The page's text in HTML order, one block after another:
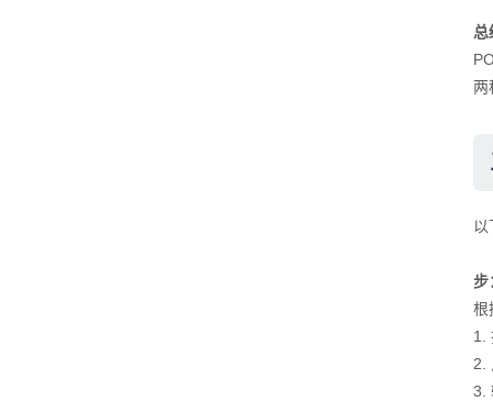
总
两
步
根
1.
2.
3.